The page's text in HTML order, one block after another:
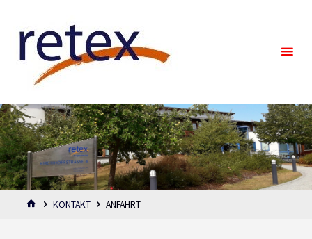
KONTAKT ANFAHRT